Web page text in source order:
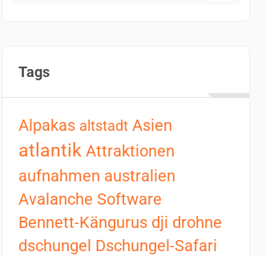
Tags
Alpakas altstadt Asien
atlantik Attraktionen
aufnahmen australien
Avalanche Software
Bennett-Kängurus dji drohne
dschungel Dschungel-Safari